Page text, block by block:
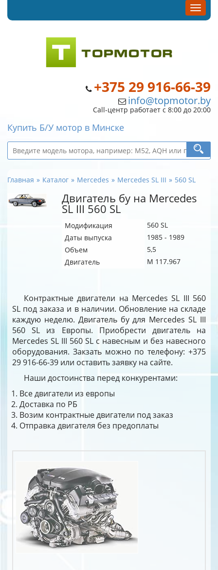
+375 29 916-66-39
info@topmotor.by
Call-центр работает с 8:00 до 20:00
Купить Б/У мотор в Минске
Главная Каталог Mercedes Mercedes SL III 560 SL
Двигатель бу на Mercedes
SL III 560 SL
Модификация
560 SL
Даты выпуска
1985 - 1989
Объем
5,5
Двигатель
M 117.967
Контрактные двигатели на Mercedes SL III 560
SL под заказа и в наличии. Обновление на складе
каждую неделю. Двигатель бу для Mercedes SL III
560 SL из Европы. Приобрести двигатель на
Mercedes SL III 560 SL с навесным и без навесного
оборудования. Закзать можно по телефону: +375
29 916-66-39 или оставить заявку на сайте.
Наши достоинства перед конкурентами:
Все двигатели из европы
Доставка по РБ
Возим контрактные двигатели под заказ
Отправка двигателя без предоплаты